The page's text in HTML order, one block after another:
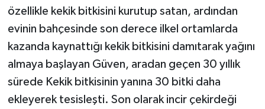
özellikle kekik bitkisini kurutup satan, ardından
evinin bahçesinde son derece ilkel ortamlarda
kazanda kaynattığı kekik bitkisini damıtarak yağını
almaya başlayan Güven, aradan geçen 30 yıllık
sürede Kekik bitkisinin yanına 30 bitki daha
ekleyerek tesisleşti. Son olarak incir çekirdeği